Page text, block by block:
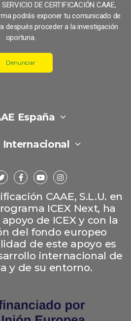
DE CERTIFICACIÓN CAAE,
podrás exponer tu comunicado de
después proceder a la investigación
oportuna.
Denunciar
España
Internacional
CAAE, S.L.U. en
ICEX Next, ha
de ICEX y con la
del fondo europeo
de este apoyo es
internacional de
y de su entorno.